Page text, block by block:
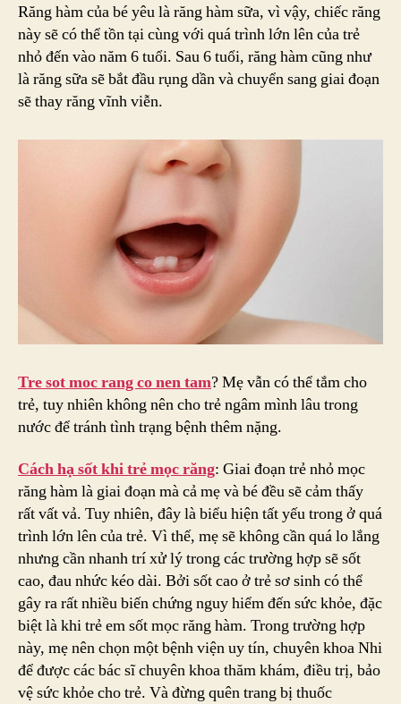
Răng hàm của bé yêu là răng hàm sữa, vì vậy, chiếc răng
này sẽ có thể tồn tại cùng với quá trình lớn lên của trẻ
nhỏ đến vào năm 6 tuổi. Sau 6 tuổi, răng hàm cũng như
là răng sữa sẽ bắt đầu rụng dần và chuyển sang giai đoạn
sẽ thay răng vĩnh viễn.
Tre sot moc rang co nen tam? Mẹ vẫn có thể tắm cho
trẻ, tuy nhiên không nên cho trẻ ngâm mình lâu trong
nước để tránh tình trạng bệnh thêm nặng.
Cách hạ sốt khi trẻ mọc răng: Giai đoạn trẻ nhỏ mọc
răng hàm là giai đoạn mà cả mẹ và bé đều sẽ cảm thấy
rất vất vả. Tuy nhiên, đây là biểu hiện tất yếu trong ở quá
trình lớn lên của trẻ. Vì thế, mẹ sẽ không cần quá lo lắng
nhưng cần nhanh trí xử lý trong các trường hợp sẽ sốt
cao, đau nhức kéo dài. Bởi sốt cao ở trẻ sơ sinh có thể
gây ra rất nhiều biến chứng nguy hiểm đến sức khỏe, đặc
biệt là khi trẻ em sốt mọc răng hàm. Trong trường hợp
này, mẹ nên chọn một bệnh viện uy tín, chuyên khoa Nhi
để được các bác sĩ chuyên khoa thăm khám, điều trị, bảo
vệ sức khỏe cho trẻ. Và đừng quên trang bị thuốc